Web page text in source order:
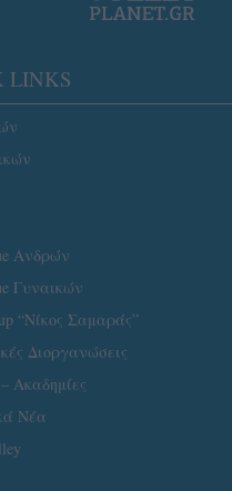
LINKS
Ανδρών
Γυναικών
“Νίκος Σαμαράς”
Διοργανώσεις
Ακαδημίες
Νέα